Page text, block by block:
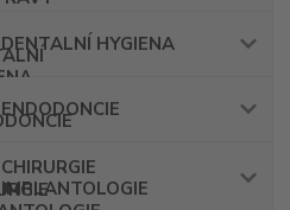
DENTALNÍ HYGIENA
ENDODONCIE
CHIRURGIE
IMPLANTOLOGIE